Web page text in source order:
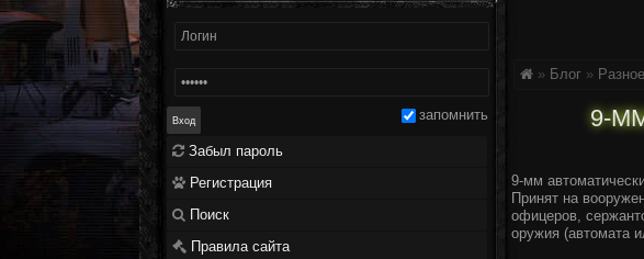
» Блог » Разное
9-
9-мм
Принят на
офицеров,
оружия (автомата
запомнить
Забыл пароль
Регистрация
Поиск
Правила сайта